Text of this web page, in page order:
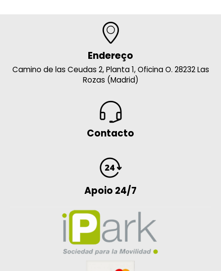
Endereço
Camino de las Ceudas 2, Planta 1, Oficina O. 28232 Las
Rozas (Madrid)
Contacto
Apoio 24/7